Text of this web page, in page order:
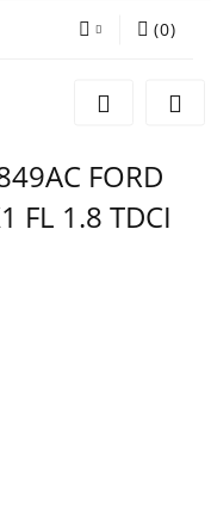
Zaloguj się
zgłoszenie
(0)
FORD
FL 1.8 TDCI